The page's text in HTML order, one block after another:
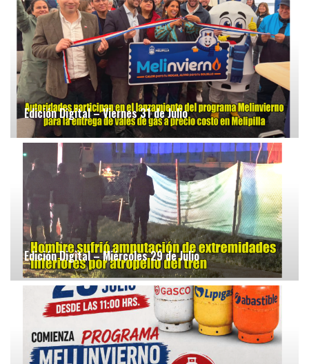
Edición Digital – Viernes 31 de Julio
Edición Digital – Miércoles 29 de Julio